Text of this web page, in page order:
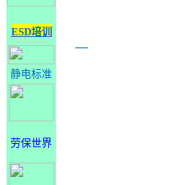
ESD培训
静电标准
劳保世界